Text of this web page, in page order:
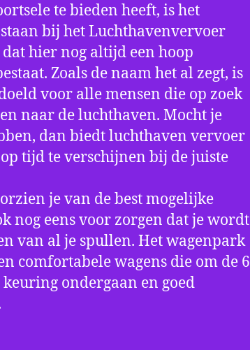
te bieden heeft, is het
bij het Luchthavenvervoer
hier nog altijd een hoop
Zoals de naam het al zegt, is
voor alle mensen die op zoek
naar de luchthaven. Mocht je
dan biedt luchthaven vervoer
tijd te verschijnen bij de juiste
je van de best mogelijke
nog eens voor zorgen dat je wordt
van al je spullen. Het wagenpark
comfortabele wagens die om de 6
ondergaan en goed